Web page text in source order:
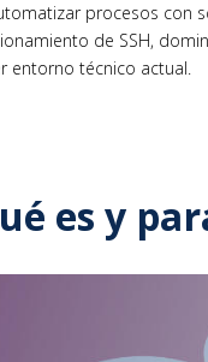
procesos con
de SSH,
entorno técnico actual.
es y